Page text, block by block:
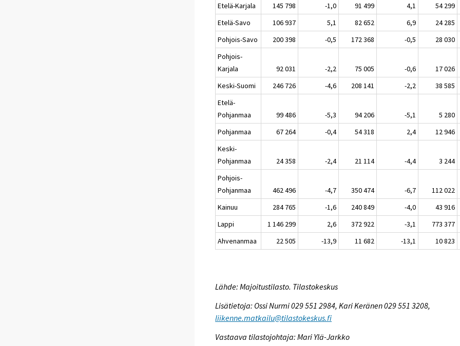
Etelä-Karjala
145 798 -1,0 91 499 4,1 54 299
Etelä-Savo
106 937 5,1 82 652 6,9 24 285
Pohjois-Savo
200 398 -0,5 172 368 -0,5 28 030
Pohjois-
Karjala
92 031 -2,2 75 005 -0,6 17 026
Keski-Suomi
246 726 -4,6 208 141 -2,2 38 585
Etelä-
Pohjanmaa
99 486 -5,3 94 206 -5,1 5 280
Pohjanmaa
67 264 -0,4 54 318 2,4 12 946
Keski-
Pohjanmaa
24 358 -2,4 21 114 -4,4 3 244
Pohjois-
Pohjanmaa
462 496 -4,7 350 474 -6,7 112 022
Kainuu
284 765 -1,6 240 849 -4,0 43 916
Lappi
1 146 299 2,6 372 922 -3,1 773 377
Ahvenanmaa
22 505 -13,9 11 682 -13,1 10 823
Lähde: Majoitustilasto. Tilastokeskus
Lisätietoja: Ossi Nurmi 029 551 2984, Kari Keränen 029 551 3208,
liikenne.matkailu@tilastokeskus.fi
Vastaava tilastojohtaja: Mari Ylä-Jarkko